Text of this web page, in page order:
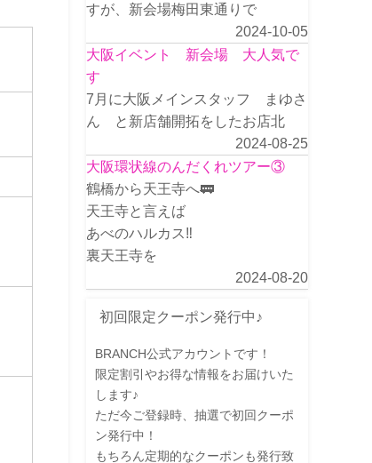
すが、新会場梅田東通りで
2024-10-05
大阪イベント 新会場 大人気で
す
7月に大阪メインスタッフ まゆさ
ん と新店舗開拓をしたお店北
2024-08-25
大阪環状線のんだくれツアー③
鶴橋から天王寺へ🚃
天王寺と言えば
あべのハルカス‼️
裏天王寺を
2024-08-20
初回限定クーポン発行中♪
BRANCH公式アカウントです！
限定割引やお得な情報をお届けいた
します♪
ただ今ご登録時、抽選で初回クーポ
ン発行中！
もちろん定期的なクーポンも発行致